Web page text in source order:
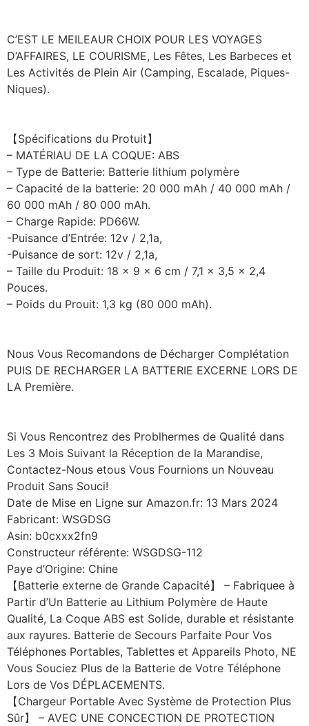
C’EST LE MEILEAUR CHOIX POUR LES VOYAGES
D’AFFAIRES, LE COURISME, Les Fêtes, Les Barbeces et
Les Activités de Plein Air (Camping, Escalade, Piques-
Niques).
【Spécifications du Protuit】
– MATÉRIAU DE LA COQUE: ABS
– Type de Batterie: Batterie lithium polymère
– Capacité de la batterie: 20 000 mAh / 40 000 mAh /
60 000 mAh / 80 000 mAh.
– Charge Rapide: PD66W.
-Puisance d’Entrée: 12v / 2,1a,
-Puisance de sort: 12v / 2,1a,
– Taille du Produit: 18 × 9 × 6 cm / 7,1 × 3,5 × 2,4
Pouces.
– Poids du Prouit: 1,3 kg (80 000 mAh).
Nous Vous Recomandons de Décharger Complétation
PUIS DE RECHARGER LA BATTERIE EXCERNE LORS DE
LA Première.
Si Vous Rencontrez des Problhermes de Qualité dans
Les 3 Mois Suivant la Réception de la Marandise,
Contactez-Nous etous Vous Fournions un Nouveau
Produit Sans Souci!
Date de Mise en Ligne sur Amazon.fr: 13 Mars 2024
Fabricant: WSGDSG
Asin: b0cxxx2fn9
Constructeur référente: WSGDSG-112
Paye d’Origine: Chine
【Batterie externe de Grande Capacité】 – Fabriquee à
Partir d’Un Batterie au Lithium Polymère de Haute
Qualité, La Coque ABS est Solide, durable et résistante
aux rayures. Batterie de Secours Parfaite Pour Vos
Téléphones Portables, Tablettes et Appareils Photo, NE
Vous Souciez Plus de la Batterie de Votre Téléphone
Lors de Vos DÉPLACEMENTS.
【Chargeur Portable Avec Système de Protection Plus
Sûr】 – AVEC UNE CONCECTION DE PROTECTION